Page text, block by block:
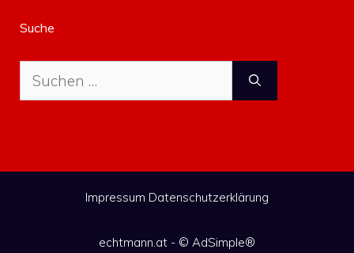
Suche
Suche
nach:
Impressum Datenschutzerklärung
echtmann.at - © AdSimple®